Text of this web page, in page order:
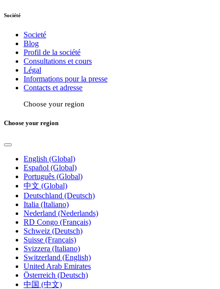
Société
Societé
Blog
Profil de la société
Consultations et cours
Légal
Informations pour la presse
Contacts et adresse
Choose your region
Choose your region
English (Global)
Español (Global)
Português (Global)
中文 (Global)
Deutschland (Deutsch)
Italia (Italiano)
Nederland (Nederlands)
RD Congo (Français)
Schweiz (Deutsch)
Suisse (Français)
Svizzera (Italiano)
Switzerland (English)
United Arab Emirates
Österreich (Deutsch)
中国 (中文)